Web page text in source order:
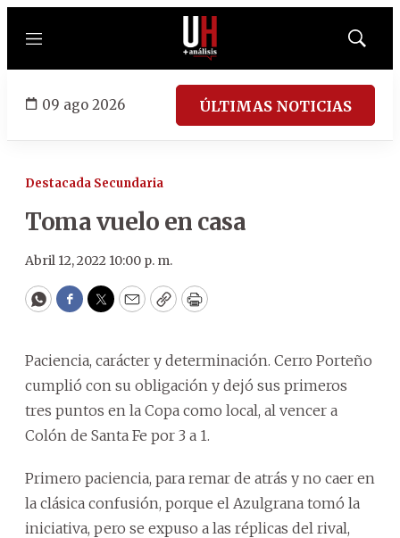
Menú
Mostrar
09 ago 2026 ÚLTIMAS NOTICIAS
Destacada Secundaria
Toma vuelo en casa
Abril 12, 2022 10:00 p. m.
WhatsApp
Facebook
Twitter
EmailCopyPrint
Paciencia, carácter y determinación. Cerro Porteño
cumplió con su obligación y dejó sus primeros
tres puntos en la Copa como local, al vencer a
Colón de Santa Fe por 3 a 1.
Primero paciencia, para remar de atrás y no caer en
la clásica confusión, porque el Azulgrana tomó la
iniciativa, pero se expuso a las réplicas del rival,